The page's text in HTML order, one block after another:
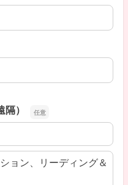
）
ョン、リーディング＆